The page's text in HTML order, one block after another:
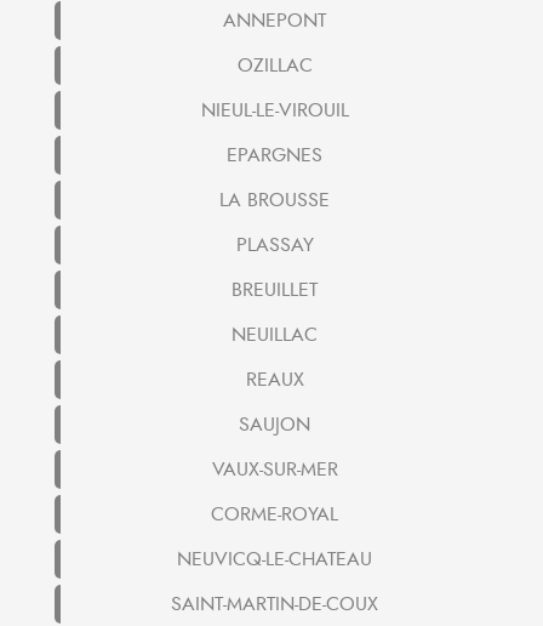
ANNEPONT
OZILLAC
NIEUL-LE-VIROUIL
EPARGNES
LA BROUSSE
PLASSAY
BREUILLET
NEUILLAC
REAUX
SAUJON
VAUX-SUR-MER
CORME-ROYAL
NEUVICQ-LE-CHATEAU
SAINT-MARTIN-DE-COUX